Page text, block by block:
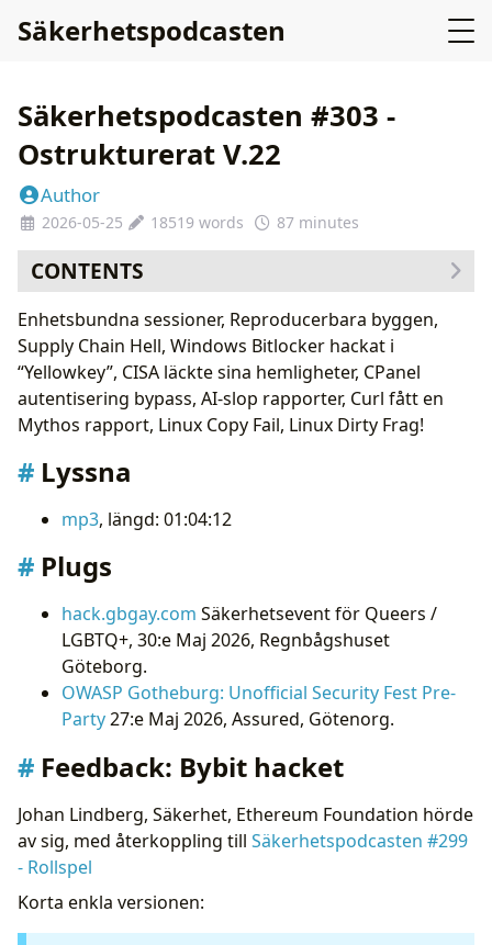
Säkerhetspodcasten
Säkerhetspodcasten #303 -
Ostrukturerat V.22
Author
2026-05-25 18519 words 87 minutes
CONTENTS
Lyssna
Plugs
Feedback: Bybit hacket
Feedback: åldersverifering
Enhetsbundna sessioner
Reproducerbara byggen
AI attack mot Bankr via morse
Supply-Chain attack NPM, PyPi, GHCR:
Bitwarden, Checkmarx, SAP, Tanstack, Mistral
CISA läckte sina hemligheter
CPanel autentisering bypass
Linux AI-duplicering och AI-slop
Curl fått liten smak av Mythos
Linux Copy Fail
Linux Dirty Frag
Övrigt
Post-skandalen vi minns
För mycket nyheter
AI transkribering
Enhetsbundna sessioner, Reproducerbara byggen,
Supply Chain Hell, Windows Bitlocker hackat i
“Yellowkey”, CISA läckte sina hemligheter, CPanel
autentisering bypass, AI-slop rapporter, Curl fått en
Mythos rapport, Linux Copy Fail, Linux Dirty Frag!
Lyssna
mp3, längd: 01:04:12
Plugs
hack.gbgay.com Säkerhetsevent för Queers /
LGBTQ+, 30:e Maj 2026, Regnbågshuset
Göteborg.
OWASP Gotheburg: Unofficial Security Fest Pre-
Party27:e Maj 2026, Assured, Götenorg.
Feedback: Bybit hacket
Johan Lindberg, Säkerhet, Ethereum Foundation hörde
av sig, med återkoppling till Säkerhetspodcasten #299
- Rollspel
Korta enkla versionen: